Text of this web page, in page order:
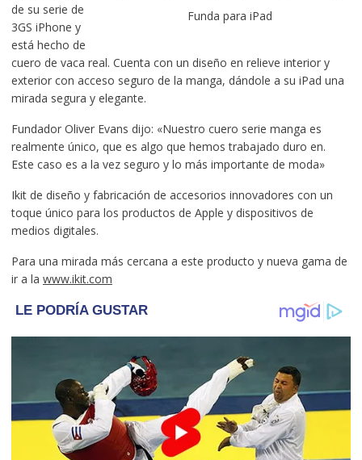
Funda para iPad
de su serie de
3GS iPhone y
está hecho de
cuero de vaca real. Cuenta con un diseño en relieve interior y
exterior con acceso seguro de la manga, dándole a su iPad una
mirada segura y elegante.
Fundador Oliver Evans dijo: «Nuestro cuero serie manga es
realmente único, que es algo que hemos trabajado duro en.
Este caso es a la vez seguro y lo más importante de moda»
Ikit de diseño y fabricación de accesorios innovadores con un
toque único para los productos de Apple y dispositivos de
medios digitales.
Para una mirada más cercana a este producto y nueva gama de
ir a la www.ikit.com